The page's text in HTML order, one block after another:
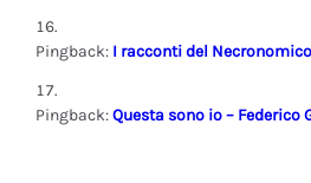
Pingback: I racconti del
Pingback:Questa sono io – Federico